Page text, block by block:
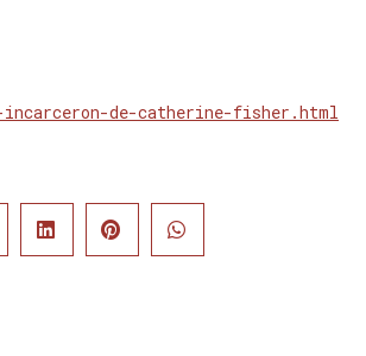
de-catherine-fisher.html